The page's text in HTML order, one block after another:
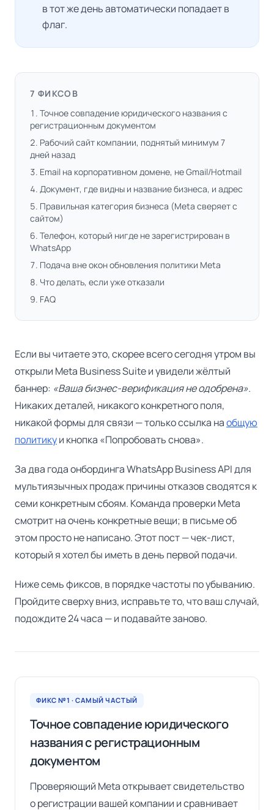
в тот же день автоматически попадает в
флаг.
7 ФИКСОВ
Точное совпадение юридического названия с
регистрационным документом
Рабочий сайт компании, поднятый минимум 7
дней назад
Email на корпоративном домене, не Gmail/Hotmail
Документ, где видны и название бизнеса, и адрес
Правильная категория бизнеса (Meta сверяет с
сайтом)
Телефон, который нигде не зарегистрирован в
WhatsApp
Подача вне окон обновления политики Meta
Что делать, если уже отказали
FAQ
Если вы читаете это, скорее всего сегодня утром вы
открыли Meta Business Suite и увидели жёлтый
баннер: «Ваша бизнес-верификация не одобрена».
Никаких деталей, никакого конкретного поля,
никакой формы для связи — только ссылка наобщую
политикуи кнопка «Попробовать снова».
За два года онбординга WhatsApp Business API для
мультиязычных продаж причины отказов сводятся к
семи конкретным сбоям. Команда проверки Meta
смотрит на очень конкретные вещи; в письме об
этом просто не написано. Этот пост — чек-лист,
который я хотел бы иметь в день первой подачи.
Ниже семь фиксов, в порядке частоты по убыванию.
Пройдите сверху вниз, исправьте то, что ваш случай,
подождите 24 часа — и подавайте заново.
ФИКС №1 · САМЫЙ ЧАСТЫЙ
Точное совпадение юридического
названия с регистрационным
документом
Проверяющий Meta открывает свидетельство
о регистрации вашей компании и сравнивает